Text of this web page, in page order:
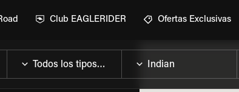
Club EAGLERIDER Ofertas Exclusivas